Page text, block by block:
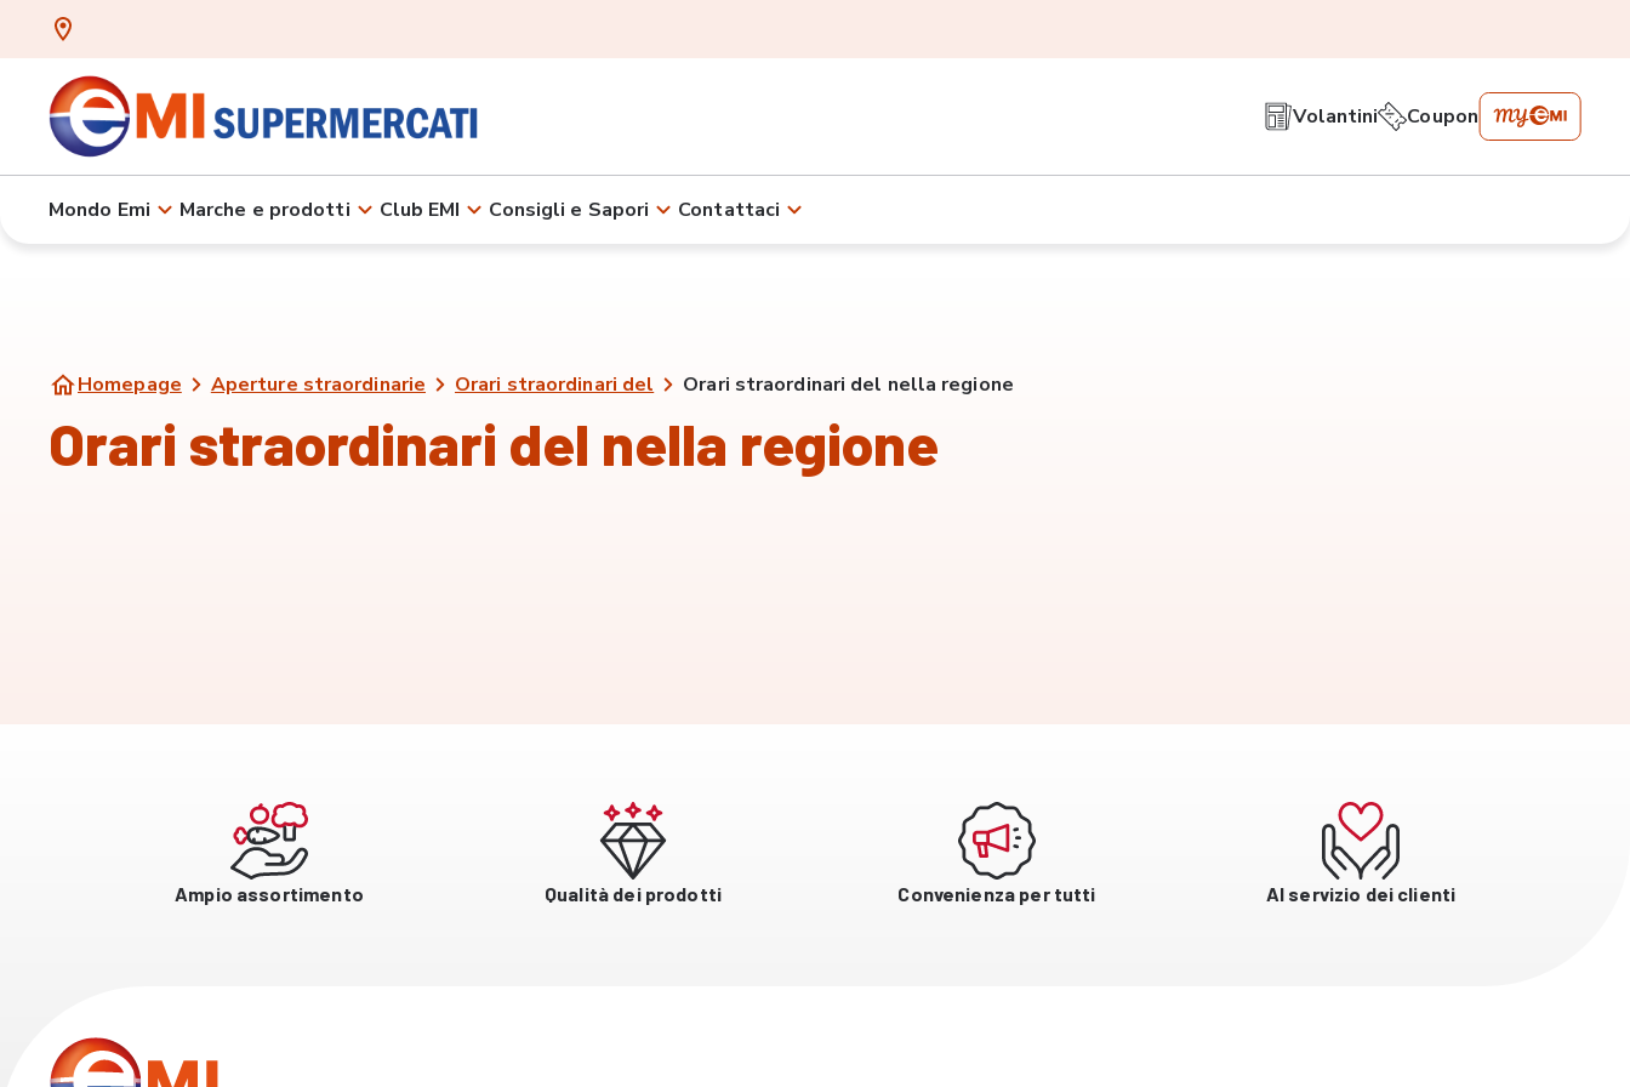
Volantini Coupon
Mondo Emi Marche e prodotti Club EMI Consigli e Sapori Contattaci
Homepage Aperture straordinarie Orari straordinari del Orari straordinari del nella regione
Orari straordinari del nella regione
Ampio assortimento Qualità dei prodotti Convenienza per tutti Al servizio dei clienti